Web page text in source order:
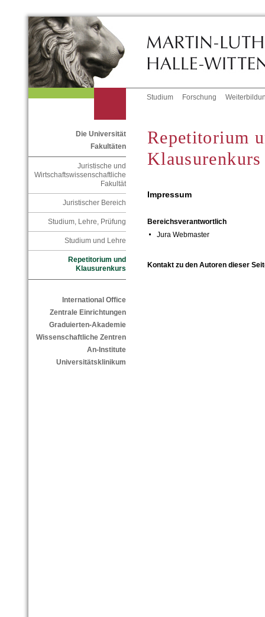
Studium Forschung
Die Universität
Fakultäten
Juristische und
Wirtschaftswissenschaftliche
Fakultät
Juristischer Bereich
Studium, Lehre, Prüfung
Studium und Lehre
Repetitorium und
Klausurenkurs
International Office
Zentrale Einrichtungen
Graduierten-Akademie
Wissenschaftliche Zentren
An-Institute
Universitätsklinikum
Repetitorium
Klausurenkurs
Impressum
Bereichsverantwortlich
Jura Webmaster
Kontakt zu den Autoren dieser